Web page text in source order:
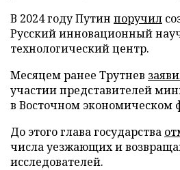
В 2024 году Путин поручил
Русский инновационный
технологический центр.
Месяцем ранее Трутнев
участии представителей
в Восточном экономическом
До этого глава государства
числа уезжающих и
исследователей.